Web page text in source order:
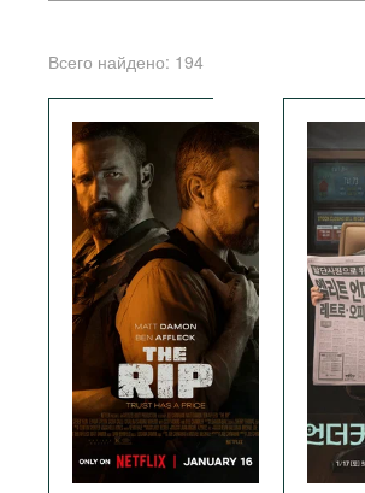
Международных организаций
Сайты
Документы международных
организаций
Фильмы
Подкасты
Книжная полка
Всего найдено: 194